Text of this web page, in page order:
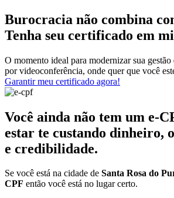
Burocracia não combina
Tenha seu certificado em
O momento ideal para modernizar sua
por videoconferência, onde quer que você
Garantir meu certificado agora!
Você ainda não tem um e-
estar te custando dinheiro,
e credibilidade.
Se você está na cidade de Santa Rosa do
CPF então você está no lugar certo.